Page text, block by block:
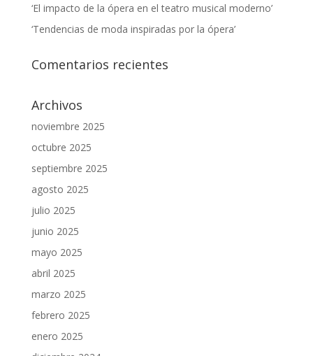
‘El impacto de la ópera en el teatro musical moderno’
‘Tendencias de moda inspiradas por la ópera’
Comentarios recientes
Archivos
noviembre 2025
octubre 2025
septiembre 2025
agosto 2025
julio 2025
junio 2025
mayo 2025
abril 2025
marzo 2025
febrero 2025
enero 2025